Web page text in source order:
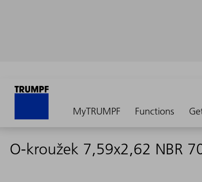
MyTRUMPF Functions
O-kroužek 7,59x2,62 NBR